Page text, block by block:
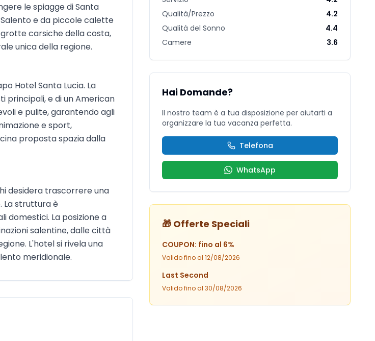
Qualità/Prezzo
4.2
Qualità del Sonno
4.4
Camere
3.6
Hai Domande?
Il nostro team è a tua disposizione per aiutarti a
organizzare la tua vacanza perfetta.
Telefona
WhatsApp
🎁 Offerte Speciali
COUPON: fino al 6%
Valido fino al12/08/2026
Last Second
Valido fino al30/08/2026
le spiagge di Santa
e da piccole calette
carsiche della costa,
unica della regione.
Hotel Santa Lucia. La
principali, e di un American
e pulite, garantendo agli
e sport,
proposta spazia dalla
desidera trascorrere una
La struttura è
domestici. La posizione a
salentine, dalle città
L'hotel si rivela una
meridionale.